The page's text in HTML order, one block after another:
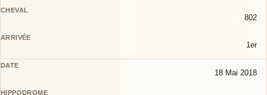
802
1er
18 Mai 2018